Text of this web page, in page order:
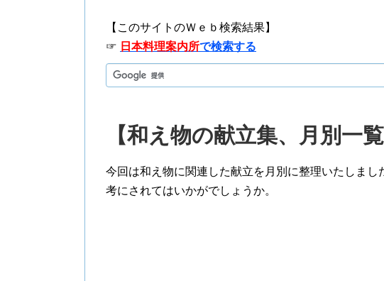
【このサイトのＷｅｂ検索結果】
☞ 日本料理案内所で検索する
【和え物の献立集、月別一覧
今回は和え物に関連した献立を月別に整理いたしまし
考にされてはいかがでしょうか。